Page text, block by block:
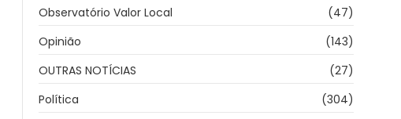
Observatório Valor Local
(47)
Opinião
(143)
OUTRAS NOTÍCIAS
(27)
Política
(304)